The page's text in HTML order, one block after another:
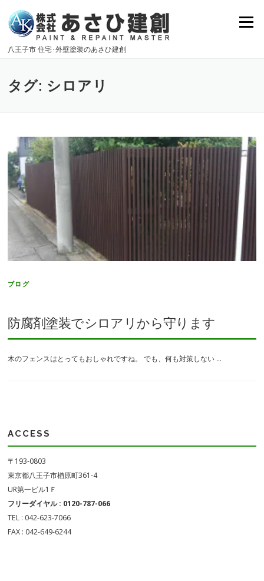
content
八王子市 住宅･外壁塗装のあさひ建創
Menu
タグ: シロアリ
ブログ
防腐剤塗装でシロアリから守ります
木のフェンスはとってもおしゃれですね。 でも、何も対策しない …
ACCESS
〒193-0803
東京都八王子市楢原町361-4
UR第一ビル1Ｆ
フリーダイヤル : 0120-787-066
TEL : 042-623-7066
FAX : 042-649-6244